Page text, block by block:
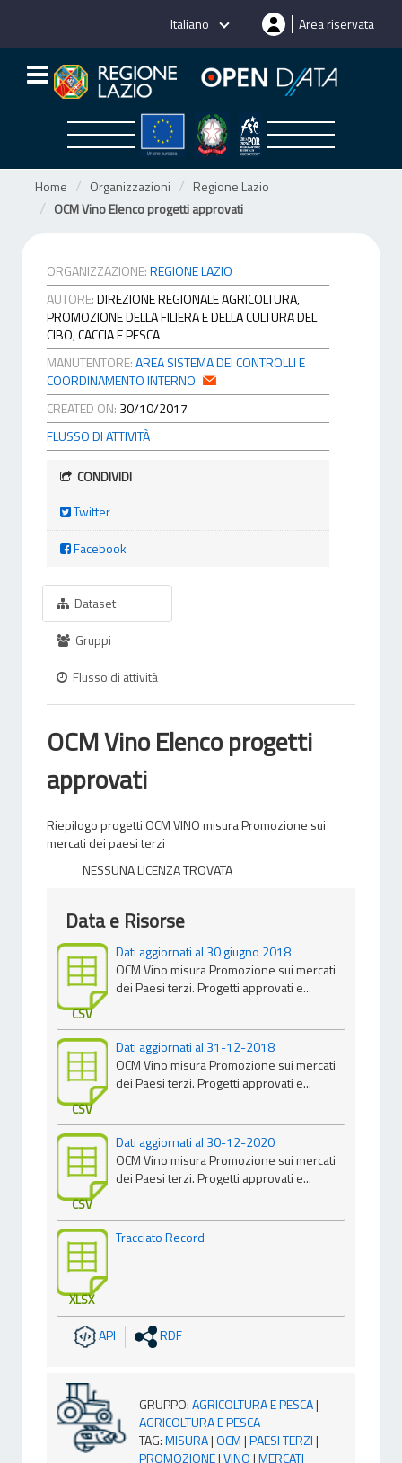
Italiano Area riservata
Home Organizzazioni
Regione Lazio
OCM Vino Elenco progetti approvati
ORGANIZZAZIONE:REGIONE LAZIO
AUTORE:DIREZIONE REGIONALE AGRICOLTURA,
PROMOZIONE DELLA FILIERA E DELLA CULTURA DEL
CIBO, CACCIA E PESCA
MANUTENTORE:AREA SISTEMA DEI CONTROLLI E
COORDINAMENTO INTERNO
CREATED ON: 30/10/2017
FLUSSO DI ATTIVITÀ
CONDIVIDI
Twitter
Facebook
Dataset
Gruppi
Flusso di attività
OCM Vino Elenco progetti
approvati
Riepilogo progetti OCM VINO misura Promozione sui
mercati dei paesi terzi
NESSUNA LICENZA TROVATA
Data e Risorse
CSV
Dati aggiornati al 30 giugno 2018
OCM Vino misura Promozione sui mercati
dei Paesi terzi. Progetti approvati e...
CSV
Dati aggiornati al 31-12-2018
OCM Vino misura Promozione sui mercati
dei Paesi terzi. Progetti approvati e...
CSV
Dati aggiornati al 30-12-2020
OCM Vino misura Promozione sui mercati
dei Paesi terzi. Progetti approvati e...
XLSX
Tracciato Record
API RDF
GRUPPO:AGRICOLTURA E PESCA|
AGRICOLTURA E PESCA
TAG:MISURA|OCM|PAESI TERZI|
PROMOZIONE|VINO|MERCATI